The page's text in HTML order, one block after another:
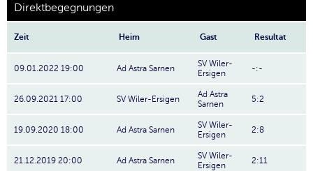
Direktbegegnungen
Zeit Heim Gast Resultat
09.01.2022 19:00 Ad Astra Sarnen
SV Wiler-
Ersigen
-:-
26.09.2021 17:00 SV Wiler-Ersigen
Ad Astra
Sarnen
5:2
19.09.2020 18:00 Ad Astra Sarnen
SV Wiler-
Ersigen
2:8
21.12.2019 20:00 Ad Astra Sarnen
SV Wiler-
Ersigen
2:11